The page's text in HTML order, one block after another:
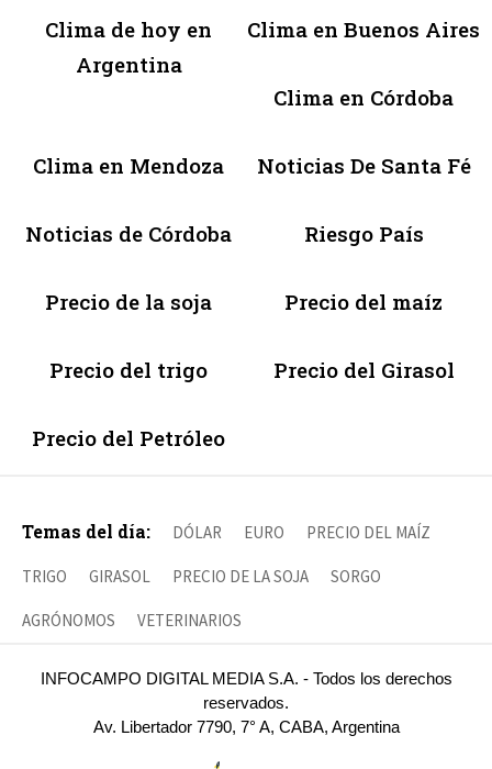
Clima de hoy en
Argentina
Clima en Buenos Aires
Clima en Córdoba
Clima en Mendoza Noticias De Santa Fé
Noticias de Córdoba Riesgo País
Precio de la soja Precio del maíz
Precio del trigo Precio del Girasol
Precio del Petróleo
Temas del día: DÓLAR EURO PRECIO DEL MAÍZ
TRIGO GIRASOL PRECIO DE LA SOJA SORGO
AGRÓNOMOS VETERINARIOS
INFOCAMPO DIGITAL MEDIA S.A. - Todos los derechos
reservados.
Av. Libertador 7790, 7° A, CABA, Argentina